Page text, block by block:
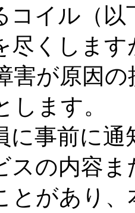
コイル（
尽くしま
害が原因
します。
に事前に
スの内容
とがあり